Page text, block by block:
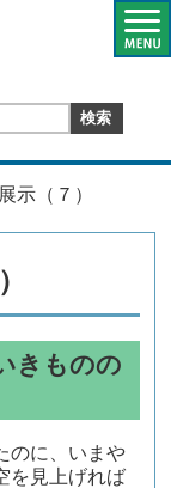
示（７）
きものの
のに、いまや
を見上げれば